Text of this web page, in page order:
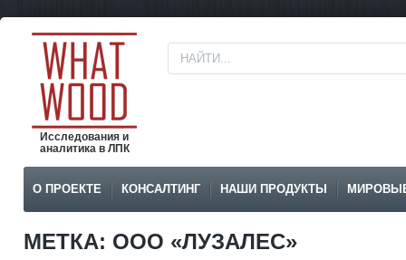
Исследования и
аналитика в ЛПК
О ПРОЕКТЕ КОНСАЛТИНГ НАШИ ПРОДУКТЫ
МЕТКА: ООО «ЛУЗАЛЕС»